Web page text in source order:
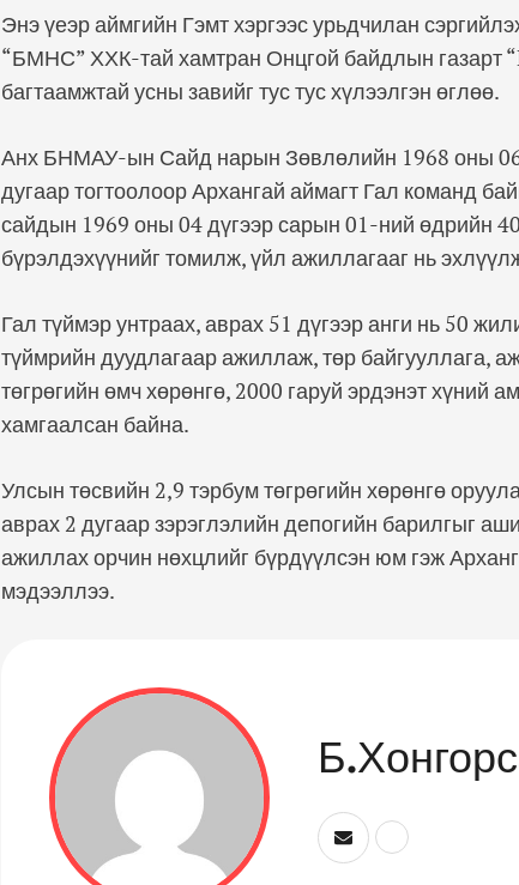
Энэ үеэр аймгийн Гэмт хэргээс урьдчилан
“БМНС” ХХК-тай хамтран Онцгой байдлын газарт
багтаамжтай усны завийг тус тус хүлээлгэн өглөө.
Анх БНМАУ-ын Сайд нарын Зөвлөлийн 1968 оны
дугаар тогтоолоор Архангай аймагт Гал команд
сайдын 1969 оны 04 дүгээр сарын 01-ний өдрийн
бүрэлдэхүүнийг томилж, үйл ажиллагааг нь
Гал түймэр унтраах, аврах 51 дүгээр анги нь 50
түймрийн дуудлагаар ажиллаж, төр байгууллага,
төгрөгийн өмч хөрөнгө, 2000 гаруй эрдэнэт хүний
хамгаалсан байна.
Улсын төсвийн 2,9 тэрбум төгрөгийн хөрөнгө
аврах 2 дугаар зэрэглэлийн депогийн барилгыг
ажиллах орчин нөхцлийг бүрдүүлсэн юм гэж
мэдээллээ.